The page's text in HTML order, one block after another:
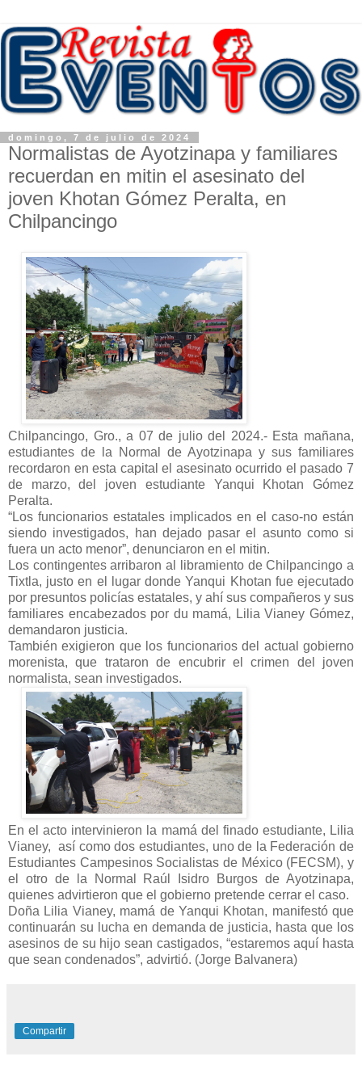
domingo, 7 de julio de 2024
Normalistas de Ayotzinapa y familiares
recuerdan en mitin el asesinato del
joven Khotan Gómez Peralta, en
Chilpancingo
Chilpancingo, Gro., a 07 de julio del 2024.- Esta mañana,
estudiantes de la Normal de Ayotzinapa y sus familiares
recordaron en esta capital el asesinato ocurrido el pasado 7
de marzo, del joven estudiante Yanqui Khotan Gómez
Peralta.
“Los funcionarios estatales implicados en el caso-no están
siendo investigados, han dejado pasar el asunto como si
fuera un acto menor”, denunciaron en el mitin.
Los contingentes arribaron al libramiento de Chilpancingo a
Tixtla, justo en el lugar donde Yanqui Khotan fue ejecutado
por presuntos policías estatales, y ahí sus compañeros y sus
familiares encabezados por du mamá, Lilia Vianey Gómez,
demandaron justicia.
También exigieron que los funcionarios del actual gobierno
morenista, que trataron de encubrir el crimen del joven
normalista, sean investigados.
En el acto intervinieron la mamá del finado estudiante, Lilia
Vianey, así como dos estudiantes, uno de la Federación de
Estudiantes Campesinos Socialistas de México (FECSM), y
el otro de la Normal Raúl Isidro Burgos de Ayotzinapa,
quienes advirtieron que el gobierno pretende cerrar el caso.
Doña Lilia Vianey, mamá de Yanqui Khotan, manifestó que
continuarán su lucha en demanda de justicia, hasta que los
asesinos de su hijo sean castigados, “estaremos aquí hasta
que sean condenados”, advirtió. (Jorge Balvanera)
Compartir